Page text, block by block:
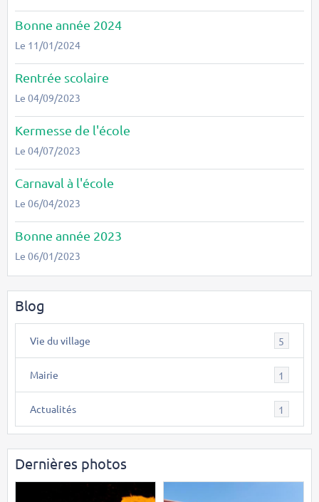
Bonne année 2024
Le 11/01/2024
Rentrée scolaire
Le 04/09/2023
Kermesse de l'école
Le 04/07/2023
Carnaval à l'école
Le 06/04/2023
Bonne année 2023
Le 06/01/2023
Blog
Vie du village 5
Mairie 1
Actualités 1
Dernières photos